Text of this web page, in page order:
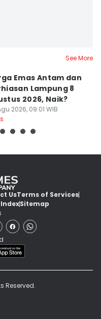
See More
Emas Antam dan
Lampung 8
2026, Naik?
2026, 09:01 WIB
UsTerms of Services
IndexSitemap
Reserved.